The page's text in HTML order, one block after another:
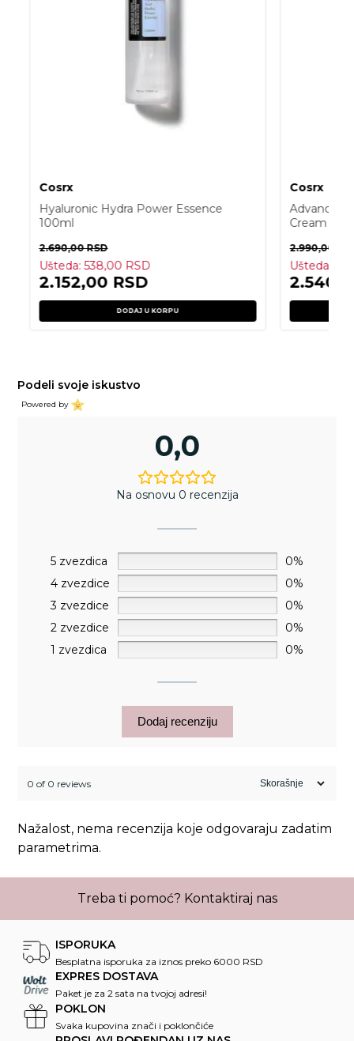
Cosrx
Hyaluronic Hydra Power Essence
100ml
2.690,00RSD
Ušteda:538,00 RSD
2.152,00 RSD
DODAJ U KORPU
Cosrx
Advanced
Cream
2.990,00
Ušteda:
Podeli svoje iskustvo
Powered by
0,0
Na osnovu 0 recenzija
5 zvezdica
0%
4 zvezdice
0%
3 zvezdice
0%
2 zvezdice
0%
1 zvezdica
0%
Dodaj recenziju
0 of 0 reviews
Nažalost, nema recenzija koje odgovaraju zadatim
parametrima.
Treba ti pomoć? Kontaktiraj nas
ISPORUKA
Besplatna isporuka za iznos preko 6000 RSD
EXPRES DOSTAVA
Paket je za 2 sata na tvojoj adresi!
POKLON
Svaka kupovina znači i poklončiće